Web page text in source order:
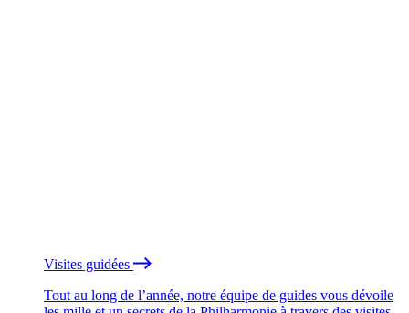
Visites guidées
Tout au long de l’année, notre équipe de guides vous dévoile